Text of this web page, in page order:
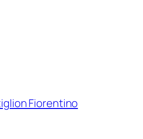
Fiorentino